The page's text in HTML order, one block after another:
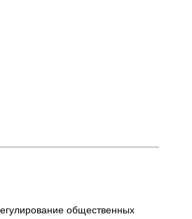
общественных